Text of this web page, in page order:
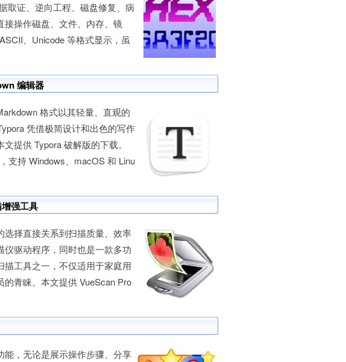
取证、逆向工程、磁盘修复、病
接操作磁盘、文件、内存、镜
、Unicode 等格式显示，虽
编辑器
格式以其轻量、直观的
凭借极简设计和出色的写作
文提供 Typora 破解版的下载。
支持 Windows、macOS 和 Linu
强工具
择直接关系到扫描质量、效率
仪驱动程序，同时也是一款多功
工具之一，不仅适用于家庭用
青睐。本文提供 VueScan Pro
，无论是展示操作步骤、分享